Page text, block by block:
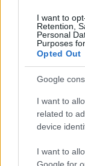
I want to
Retention,
Personal
Purposes
Opted Out
Google
I want to
related to
device
I want to
Google for